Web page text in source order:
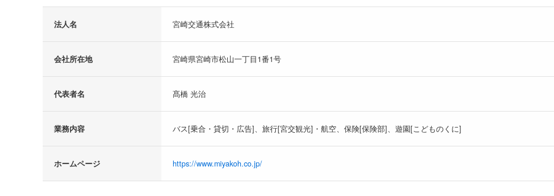
法人名 宮崎交通株式会社
会社所在地 宮崎県宮崎市松山一丁目1番1号
代表者名 髙橋 光治
業務内容 バス[乗合・貸切・広告]、旅行[宮交観光]・航空、保険[保険部]、遊園[こどものくに]
ホームページ https://www.miyakoh.co.jp/